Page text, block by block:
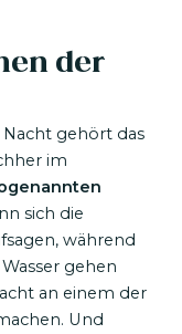
der
gehört das
im
sich die
während
gehen
an einem der
Und